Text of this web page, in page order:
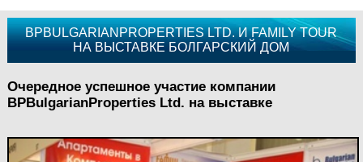
BPBULGARIANPROPERTIES LTD. И FAMILY TOUR
НА ВЫСТАВКЕ БОЛГАРСКИЙ ДОМ
Очередное успешное участие компании
BPBulgarianProperties Ltd. на выставке